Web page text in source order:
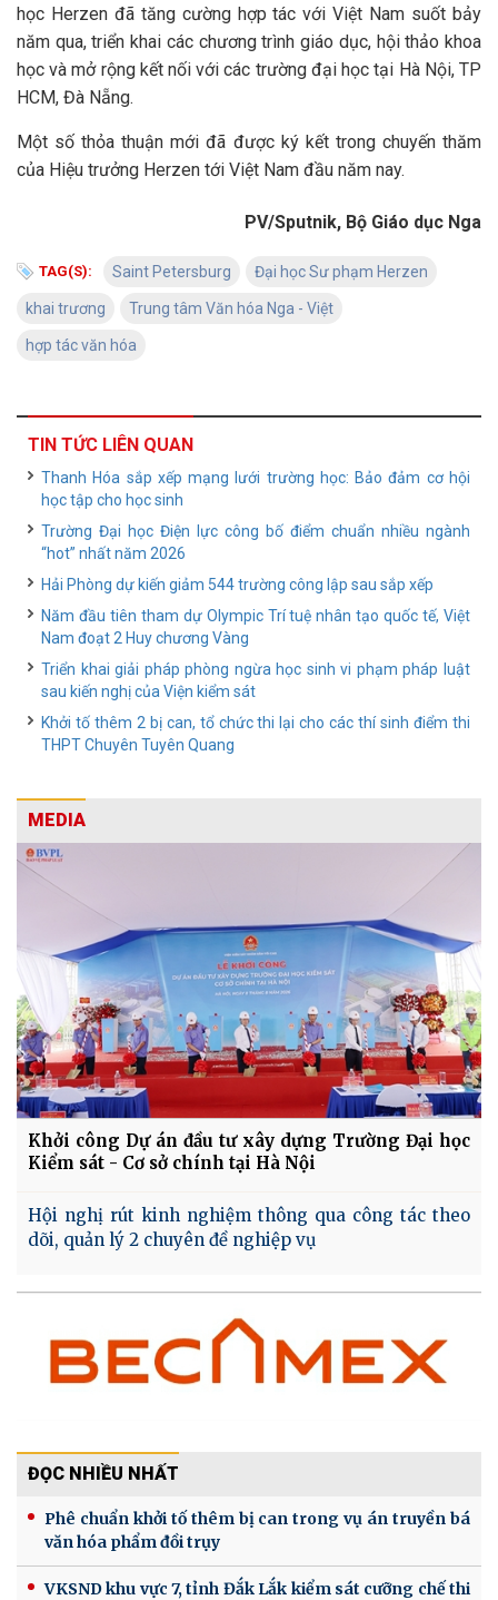
học Herzen đã tăng cường hợp tác với Việt Nam suốt bảy
năm qua, triển khai các chương trình giáo dục, hội thảo khoa
học và mở rộng kết nối với các trường đại học tại Hà Nội, TP
HCM, Đà Nẵng.
Một số thỏa thuận mới đã được ký kết trong chuyến thăm
của Hiệu trưởng Herzen tới Việt Nam đầu năm nay.
PV/Sputnik, Bộ Giáo dục Nga
TAG(S): Saint Petersburg Đại học Sư phạm Herzen
khai trương Trung tâm Văn hóa Nga - Việt
hợp tác văn hóa
TIN TỨC LIÊN QUAN
Thanh Hóa sắp xếp mạng lưới trường học: Bảo đảm cơ hội
học tập cho học sinh
Trường Đại học Điện lực công bố điểm chuẩn nhiều ngành
“hot” nhất năm 2026
Hải Phòng dự kiến giảm 544 trường công lập sau sắp xếp
Năm đầu tiên tham dự Olympic Trí tuệ nhân tạo quốc tế, Việt
Nam đoạt 2 Huy chương Vàng
Triển khai giải pháp phòng ngừa học sinh vi phạm pháp luật
sau kiến nghị của Viện kiểm sát
Khởi tố thêm 2 bị can, tổ chức thi lại cho các thí sinh điểm thi
THPT Chuyên Tuyên Quang
MEDIA
Khởi công Dự án đầu tư xây dựng Trường Đại học
Kiểm sát - Cơ sở chính tại Hà Nội
Hội nghị rút kinh nghiệm thông qua công tác theo
dõi, quản lý 2 chuyên đề nghiệp vụ
ĐỌC NHIỀU NHẤT
Phê chuẩn khởi tố thêm bị can trong vụ án truyền bá
văn hóa phẩm đồi trụy
VKSND khu vực 7, tỉnh Đắk Lắk kiểm sát cưỡng chế thi